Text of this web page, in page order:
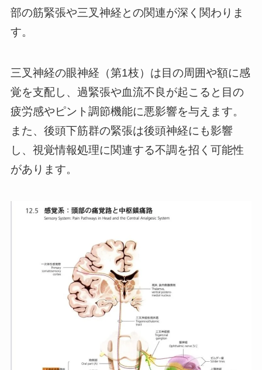
部の筋緊張や三叉神経との関連が深く関わりま
す。
三叉神経の眼神経（第1枝）は目の周囲や額に感
覚を支配し、過緊張や血流不良が起こると目の
疲労感やピント調節機能に悪影響を与えます。
また、後頭下筋群の緊張は後頭神経にも影響
し、視覚情報処理に関連する不調を招く可能性
があります。